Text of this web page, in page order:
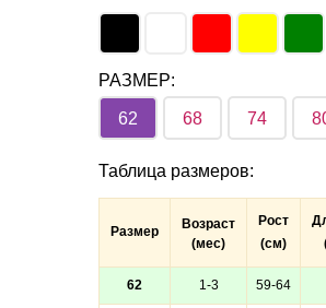
РАЗМЕР:
62 68 74
Таблица размеров:
Размер
Возраст
(мес)
Рост
(см)
62 1-3 59-64